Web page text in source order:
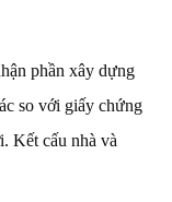
phần xây dựng
so với giấy chứng
Kết cấu nhà và